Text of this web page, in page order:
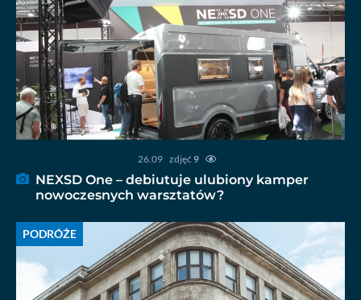
26.09 zdjęć 9
NEXSD One – debiutuje ulubiony kamper
nowoczesnych warsztatów?
PODRÓŻE